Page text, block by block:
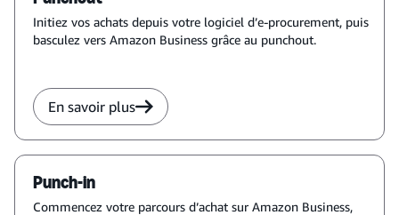
Initiez vos achats depuis votre logiciel d’e-procurement, puis
basculez vers Amazon Business grâce au punchout.
En savoir plus
Punch-in
Commencez votre parcours d’achat sur Amazon Business,